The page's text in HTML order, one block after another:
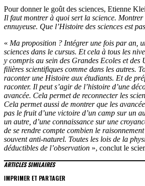
Pour donner le goût des sciences, Etienne
Il faut montrer à quoi sert la science. Montrer
ennuyeuse. Que l’Histoire des sciences est
« Ma proposition ? Intégrer une fois par an,
sciences dans le cursus. Et cela à tous les
y compris au sein des Grandes Ecoles et des
filières scientifiques comme dans les autres.
raconter une Histoire aux étudiants. Et de
raconter. Il peut s’agir de l’histoire d’une
avancée. Cela permet de reconnecter les
Cela permet aussi de montrer que les
pas le fruit d’une victoire d’un camp sur un
un autre, d’une connaissance sur une
de se rendre compte combien le
souvent anti-naturel. Toutes les lois de la
déductibles de l’observation », conclut le
ARTICLES SIMILAIRES
IMPRIMER ET PARTAGER